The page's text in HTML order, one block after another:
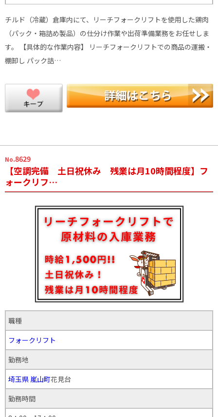
チルド（冷蔵）倉庫内にて、リーチフォークリフトを使用した鶏肉
（パック・箱詰め製品）の仕分け作業や出荷準備業務をお任せしま
す。 【具体的な作業内容】 リーチフォークリフトでの商品の運搬・
棚卸し パック詰…
No.8629
【空調完備 土日祝休み 残業は月10時間程度】フ
ォークリフ…
職種
フォークリフト
勤務地
埼玉県 嵐山町花見台
勤務時間